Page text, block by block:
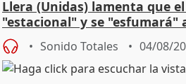
Llera (Unidas) lamenta que
"estacional" y se "esfumará"
Sonido Totales 04/08/